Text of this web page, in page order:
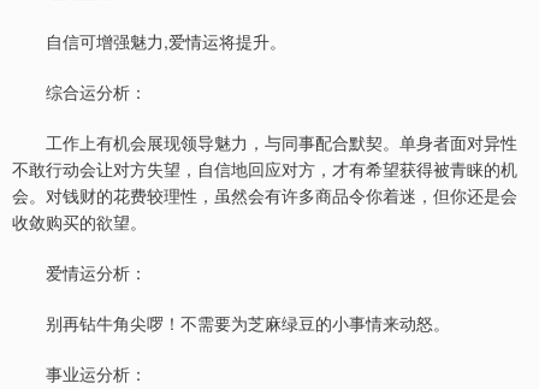
自信可增强魅力,爱情运将提升。
综合运分析：
工作上有机会展现领导魅力，与同事配合默契。单身者面对异性
不敢行动会让对方失望，自信地回应对方，才有希望获得被青睐的机
会。对钱财的花费较理性，虽然会有许多商品令你着迷，但你还是会
收敛购买的欲望。
爱情运分析：
别再钻牛角尖啰！不需要为芝麻绿豆的小事情来动怒。
事业运分析：